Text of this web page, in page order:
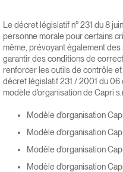
Le décret législatif n° 231 du 8
personne morale pour certains
même, prévoyant également
garantir des conditions de
renforcer les outils de contrôle
décret législatif 231 / 2001 du
modèle d'organisation de Capri
Modèle d'organisation
Modèle d'organisation
Modèle d'organisation
Modèle d'organisation